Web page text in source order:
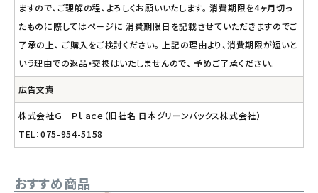
ますので、ご理解の程、よろしくお願いいたします。 消費期限を4ヶ月切っ
たものに際してはページに 消費期限日を記載させていただきますのでご
了承の上、 ご購入をご検討ください。 上記の理由より、消費期限が短いと
いう理由での返品・交換はいたしませんので、 予めご了承ください。
広告文責
株式会社Ｇ‐Ｐｌａｃｅ（旧社名 日本グリーンパックス株式会社）
TEL：075-954-5158
おすすめ商品